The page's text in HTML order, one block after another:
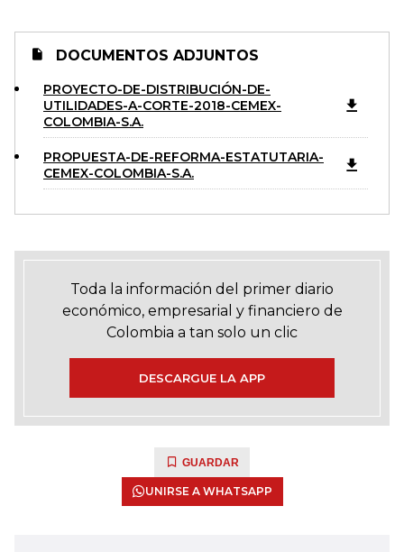
DOCUMENTOS ADJUNTOS
PROYECTO-DE-DISTRIBUCIÓN-DE-
UTILIDADES-A-CORTE-2018-CEMEX-
COLOMBIA-S.A.
PROPUESTA-DE-REFORMA-ESTATUTARIA-
CEMEX-COLOMBIA-S.A.
Toda la información del primer diario
económico, empresarial y financiero de
Colombia a tan solo un clic
DESCARGUE LA APP
GUARDAR
UNIRSE A WHATSAPP